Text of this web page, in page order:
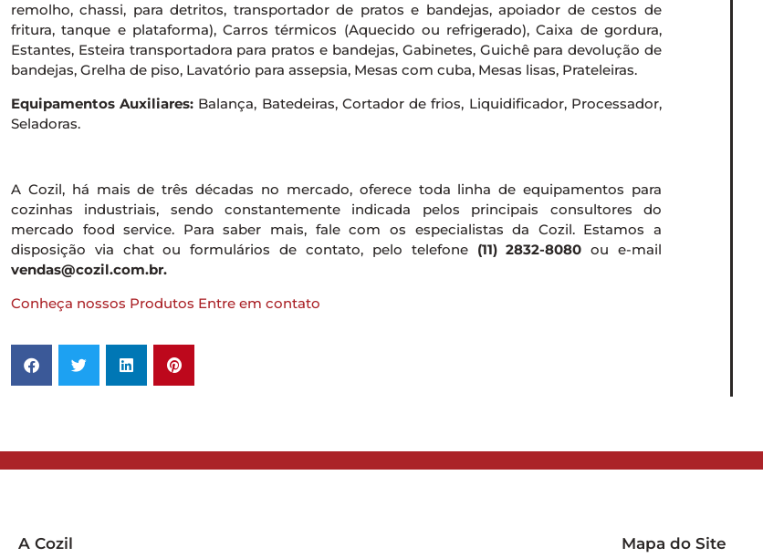
remolho, chassi, para detritos, transportador de pratos e bandejas, apoiador de cestos de
fritura, tanque e plataforma), Carros térmicos (Aquecido ou refrigerado), Caixa de gordura,
Estantes, Esteira transportadora para pratos e bandejas, Gabinetes, Guichê para devolução de
bandejas, Grelha de piso, Lavatório para assepsia, Mesas com cuba, Mesas lisas, Prateleiras.
Equipamentos Auxiliares: Balança, Batedeiras, Cortador de frios, Liquidificador, Processador,
Seladoras.
A Cozil, há mais de três décadas no mercado, oferece toda linha de equipamentos para
cozinhas industriais, sendo constantemente indicada pelos principais consultores do
mercado food service. Para saber mais, fale com os especialistas da Cozil. Estamos a
disposição via chat ou formulários de contato, pelo telefone (11) 2832-8080 ou e-mail
vendas@cozil.com.br.
Conheça nossos Produtos Entre em contato
A Cozil Mapa do Site